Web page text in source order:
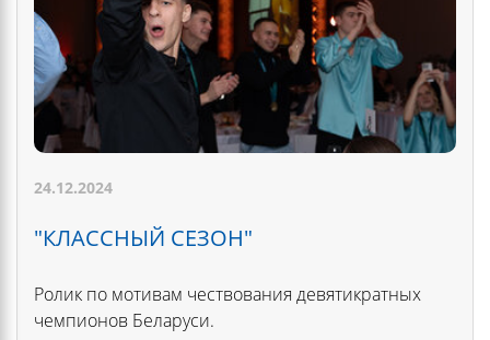
24.12.2024
"КЛАССНЫЙ СЕЗОН"
Ролик по мотивам чествования девятикратных
чемпионов Беларуси.